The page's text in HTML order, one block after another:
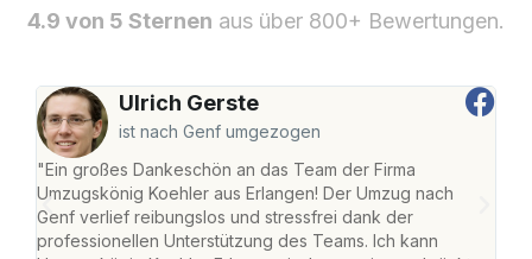
4.9 von 5 Sternen aus über 800+ Bewertungen.
Ulrich Gerste
ist nach Genf umgezogen
"Ein großes Dankeschön an das Team der Firma
Umzugskönig Koehler aus Erlangen! Der Umzug nach
Genf verlief reibungslos und stressfrei dank der
professionellen Unterstützung des Teams. Ich kann